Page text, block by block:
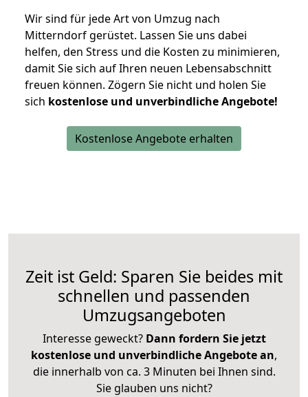
Wir sind für jede Art von Umzug nach
Mitterndorf gerüstet. Lassen Sie uns dabei
helfen, den Stress und die Kosten zu minimieren,
damit Sie sich auf Ihren neuen Lebensabschnitt
freuen können. Zögern Sie nicht und holen Sie
sich kostenlose und unverbindliche Angebote!
Kostenlose Angebote erhalten
Zeit ist Geld: Sparen Sie beides mit
schnellen und passenden
Umzugsangeboten
Interesse geweckt? Dann fordern Sie jetzt
kostenlose und unverbindliche Angebote an,
die innerhalb von ca. 3 Minuten bei Ihnen sind.
Sie glauben uns nicht?